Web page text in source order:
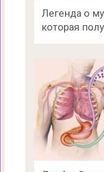
Легенда о
которая